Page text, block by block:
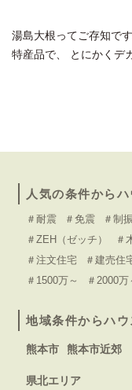
湯島大根ってご存知で
特産品で、 とにかくデ
人気の条件から
＃耐震 ＃免震 ＃制振
＃ZEH（ゼッチ）
＃
＃注文住宅
＃建売住
＃1500万～
＃2000万
地域条件からハ
熊本市 熊本市近郊
県北エリア